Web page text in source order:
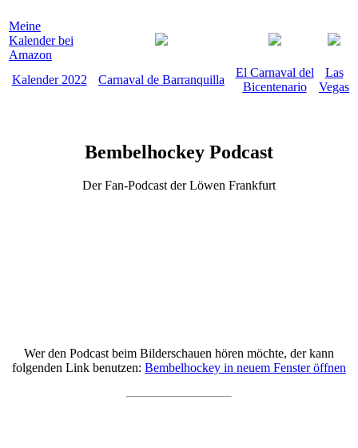
Meine
Kalender bei
Amazon
Kalender 2022
Carnaval de Barranquilla
El Carnaval del
Bicentenario
Las
Vegas
Bembelhockey Podcast
Der Fan-Podcast der Löwen Frankfurt
Wer den Podcast beim Bilderschauen hören möchte, der kann
folgenden Link benutzen: Bembelhockey in neuem Fenster öffnen